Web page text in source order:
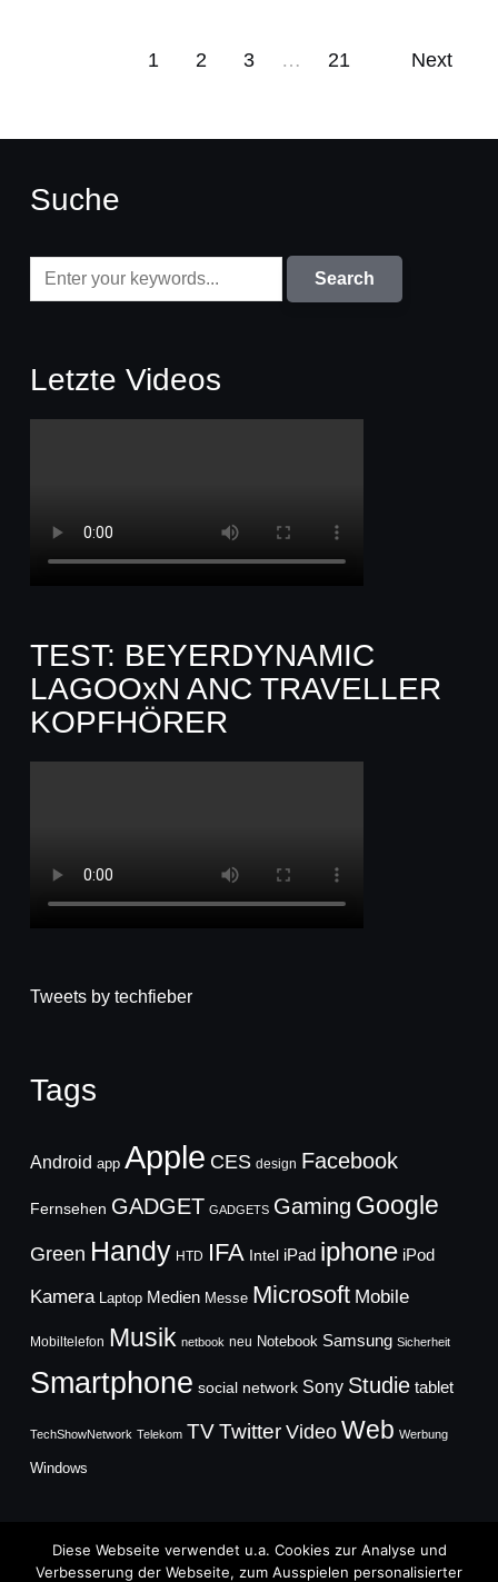
1 2 3 … 21 Next
Suche
Letzte Videos
TEST: BEYERDYNAMIC
LAGOOxN ANC TRAVELLER
KOPFHÖRER
Tweets by techfieber
Tags
Android app Apple CES design Facebook
Fernsehen GADGET GADGETS Gaming Google
Green Handy HTD IFA Intel iPad iphone iPod
Kamera Laptop Medien Messe Microsoft Mobile
Mobiltelefon Musik netbook neu Notebook Samsung Sicherheit
Smartphone social network Sony Studie tablet
TechShowNetwork Telekom TVTwitter Video Web Werbung
Windows
Diese Webseite verwendet u.a. Cookies zur Analyse und
Verbesserung der Webseite, zum Ausspielen personalisierter